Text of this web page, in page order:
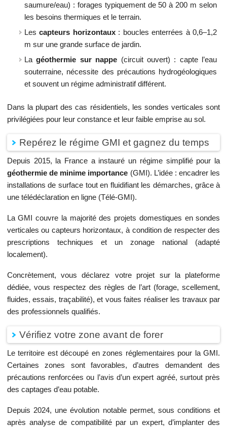
saumure/eau) : forages typiquement de 50 à 200 m selon
les besoins thermiques et le terrain.
Lescapteurs horizontaux: boucles enterrées à 0,6–1,2
m sur une grande surface de jardin.
Lagéothermie sur nappe (circuit ouvert) : capte l’eau
souterraine, nécessite des précautions hydrogéologiques
et souvent un régime administratif différent.
Dans la plupart des cas résidentiels, les sondes verticales sont
privilégiées pour leur constance et leur faible emprise au sol.
Repérez le régime GMI et gagnez du temps
Depuis 2015, la France a instauré un régime simplifié pour la
géothermie de minime importance (GMI). L’idée : encadrer les
installations de surface tout en fluidifiant les démarches, grâce à
une télédéclaration en ligne (Télé-GMI).
La GMI couvre la majorité des projets domestiques en sondes
verticales ou capteurs horizontaux, à condition de respecter des
prescriptions techniques et un zonage national (adapté
localement).
Concrètement, vous déclarez votre projet sur la plateforme
dédiée, vous respectez des règles de l’art (forage, scellement,
fluides, essais, traçabilité), et vous faites réaliser les travaux par
des professionnels qualifiés.
Vérifiez votre zone avant de forer
Le territoire est découpé en zones réglementaires pour la GMI.
Certaines zones sont favorables, d’autres demandent des
précautions renforcées ou l’avis d’un expert agréé, surtout près
des captages d’eau potable.
Depuis 2024, une évolution notable permet, sous conditions et
après analyse de compatibilité par un expert, d’implanter des